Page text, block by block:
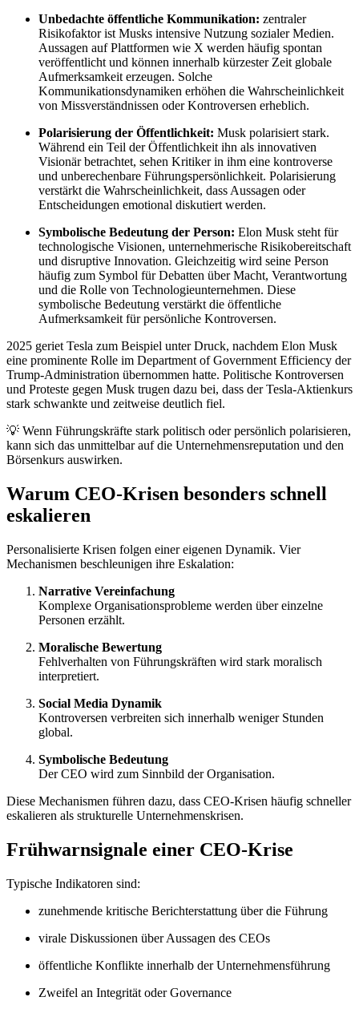
Unbedachte öffentliche Kommunikation: zentraler
Risikofaktor ist Musks intensive Nutzung sozialer Medien.
Aussagen auf Plattformen wie X werden häufig spontan
veröffentlicht und können innerhalb kürzester Zeit globale
Aufmerksamkeit erzeugen. Solche
Kommunikationsdynamiken erhöhen die Wahrscheinlichkeit
von Missverständnissen oder Kontroversen erheblich.
Polarisierung der Öffentlichkeit: Musk polarisiert stark.
Während ein Teil der Öffentlichkeit ihn als innovativen
Visionär betrachtet, sehen Kritiker in ihm eine kontroverse
und unberechenbare Führungspersönlichkeit. Polarisierung
verstärkt die Wahrscheinlichkeit, dass Aussagen oder
Entscheidungen emotional diskutiert werden.
Symbolische Bedeutung der Person: Elon Musk steht für
technologische Visionen, unternehmerische Risikobereitschaft
und disruptive Innovation. Gleichzeitig wird seine Person
häufig zum Symbol für Debatten über Macht, Verantwortung
und die Rolle von Technologieunternehmen. Diese
symbolische Bedeutung verstärkt die öffentliche
Aufmerksamkeit für persönliche Kontroversen.
2025 geriet Tesla zum Beispiel unter Druck, nachdem Elon Musk
eine prominente Rolle im Department of Government Efficiency der
Trump-Administration übernommen hatte. Politische Kontroversen
und Proteste gegen Musk trugen dazu bei, dass der Tesla-Aktienkurs
stark schwankte und zeitweise deutlich fiel.
💡 Wenn Führungskräfte stark politisch oder persönlich polarisieren,
kann sich das unmittelbar auf die Unternehmensreputation und den
Börsenkurs auswirken.
Warum CEO-Krisen besonders schnell
eskalieren
Personalisierte Krisen folgen einer eigenen Dynamik. Vier
Mechanismen beschleunigen ihre Eskalation:
Narrative Vereinfachung
Komplexe Organisationsprobleme werden über einzelne
Personen erzählt.
Moralische Bewertung
Fehlverhalten von Führungskräften wird stark moralisch
interpretiert.
Social Media Dynamik
Kontroversen verbreiten sich innerhalb weniger Stunden
global.
Symbolische Bedeutung
Der CEO wird zum Sinnbild der Organisation.
Diese Mechanismen führen dazu, dass CEO-Krisen häufig schneller
eskalieren als strukturelle Unternehmenskrisen.
Frühwarnsignale einer CEO-Krise
Typische Indikatoren sind:
zunehmende kritische Berichterstattung über die Führung
virale Diskussionen über Aussagen des CEOs
öffentliche Konflikte innerhalb der Unternehmensführung
Zweifel an Integrität oder Governance